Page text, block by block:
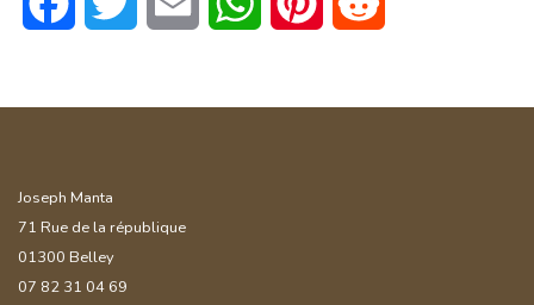
Joseph Manta
71 Rue de la république
01300 Belley
07 82 31 04 69